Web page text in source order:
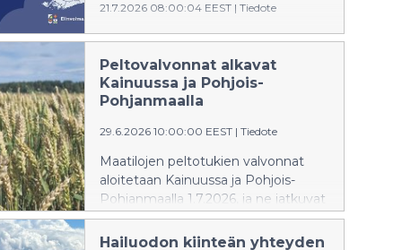
21.7.2026 08:00:04 EEST | Tiedote
Työttömyys pysyi Pohjois-Suomen
elinvoimakeskuksen alueella
kesäkuussa vuoden takaista
korkeammalla. Kainuun työttömyys
nousi viime vuodesta 10 % ja
Pohjois-Pohjanmaan 5 %. Sekä
nuorisotyöttömyys ovat viime
vuotta korkeammalla. Työvoiman
kysyntä on edelleen vähäistä.
Peltovalvonnat alkavat
Kainuussa ja Pohjois-
Pohjanmaalla
29.6.2026 10:00:00 EEST | Tiedote
Maatilojen peltotukien valvonnat
aloitetaan Kainuussa ja Pohjois-
Pohjanmaalla 1.7.2026, ja ne jatkuvat
marraskuuhun saakka. Valvonnan
avulla voidaan varmistaa, että sekä
Hailuodon kiinteän yhteyden